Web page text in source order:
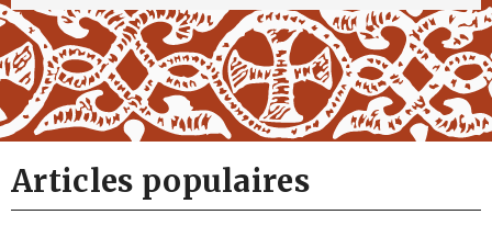
Articles populaires